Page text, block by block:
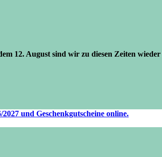
12. August sind wir zu diesen Zeiten
und Geschenkgutscheine online.